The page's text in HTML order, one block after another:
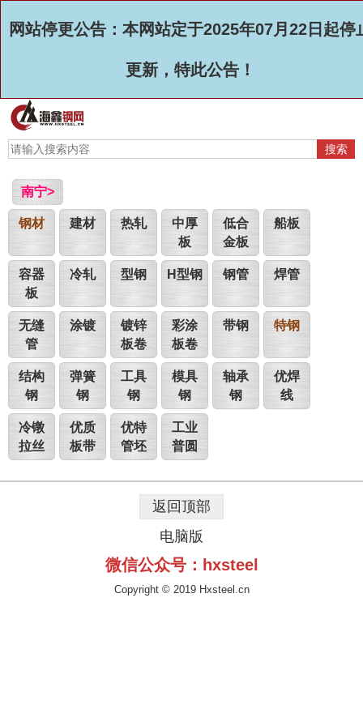
网站停更公告：本网站定于2025年07月22日起停
更新，特此公告！
南宁>
钢材 建材 热轧
中厚
板
低合
金板
船板
容器
板
冷轧 型钢 H型钢 钢管 焊管
无缝
管
涂镀
镀锌
板卷
彩涂
板卷
带钢 特钢
结构
钢
弹簧
钢
工具
钢
模具
钢
轴承
钢
优焊
线
冷镦
拉丝
优质
板带
优特
管坯
工业
普圆
返回顶部
电脑版
微信公众号：hxsteel
Copyright © 2019 Hxsteel.cn